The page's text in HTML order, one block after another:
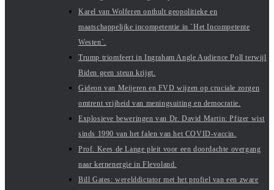
Karel van Wolferen onthult geopolitieke en
maatschappelijke incompetentie in `Het Incompetente
Westen`.
Trump triomfeert in Ingraham Angle Audience Poll terwijl
Biden geen steun krijgt.
Gideon van Meijeren en FVD wijzen op cruciale zorgen
omtrent vrijheid van meningsuiting en democratie.
Explosieve beweringen van Dr. David Martin: Pfizer wist
sinds 1990 van het falen van het COVID-vaccin.
Prof. Kees de Lange pleit voor een doordachte overgang
naar kernenergie in Flevoland.
Bill Gates: werelddictator met het profiel van een zware